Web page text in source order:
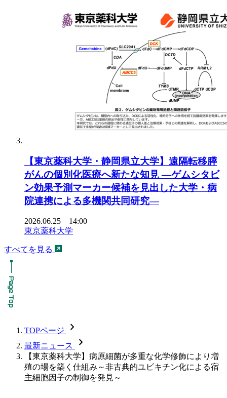
【東京薬科大学・静岡県立大学】遠隔転移膵
がんの個別化医療へ新たな知見 ―ゲムシタビ
ン効果予測マーカー候補を見出した大学・病
院連携による多機関共同研究―
2026.06.25 14:00
東京薬科大学
すべてを見る
TOPページ chevron_forward
最新ニュース chevron_forward
【東京薬科大学】病原細菌が多重な化学修飾により増
殖の場を築く仕組み～非古典的ユビキチン化による宿
主細胞因子の制御を発見～